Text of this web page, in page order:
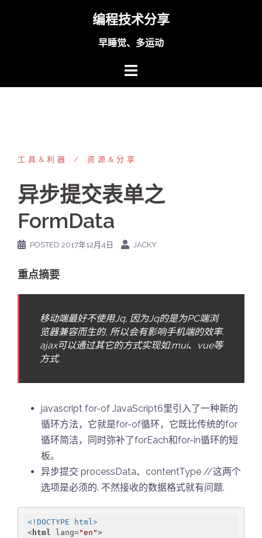
编程技术分享
早睡觉、多运动
工具&利器 资源&分享
异步提交表单之
FormData
POSTED 2017年12月4日 JACKY
重点摘要
移动端最好不使用Jq, 因为Jq的是为PC端浏
览器兼容而生的, 所以会有影响手机端的效率.
ajax可以通过其它的方式实现如:mui、vue等
方式.
javascript for-of JavaScript6里引入了一种新的
循环方法，它就是for-of循环，它既比传统的for
循环简洁，同时弥补了forEach和for-in循环的短
板。
异步提交 processData、contentType //这两个
选项是必须的. 不然接收的数据格式就有问题.
<!DOCTYPE html>
< html lang="en">